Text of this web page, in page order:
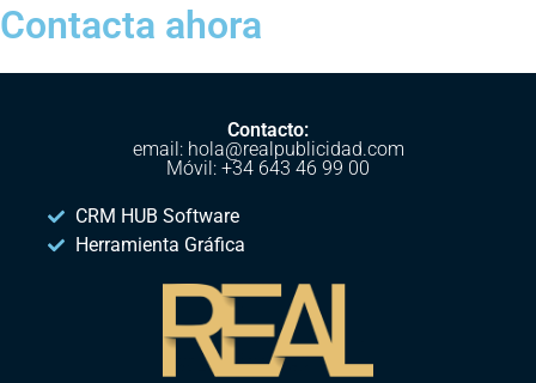
Contacta ahora
Contacto:
email: hola@realpublicidad.com
Móvil: +34 643 46 99 00
CRM HUB Software
Herramienta Gráfica